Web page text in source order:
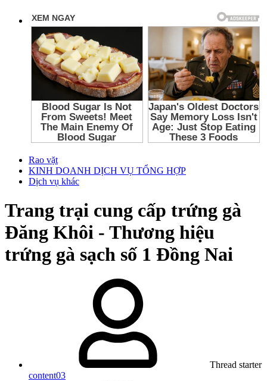
Rao vặt
KINH DOANH DỊCH VỤ TỔNG HỢP
Dịch vụ khác
Trang trại cung cấp trứng gà
Đăng Khôi - Thương hiệu
trứng gà sạch số 1 Đồng Nai
Thread starter
content03